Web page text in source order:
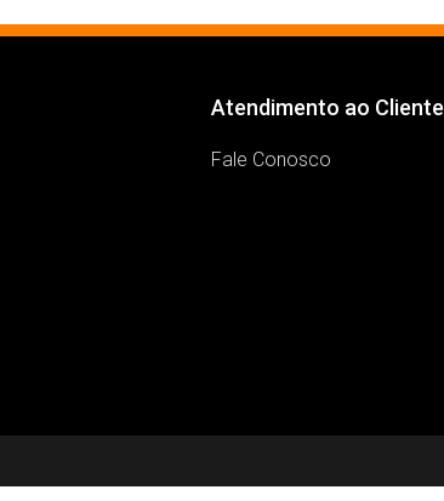
Atendimento ao Cliente
Fale Conosco